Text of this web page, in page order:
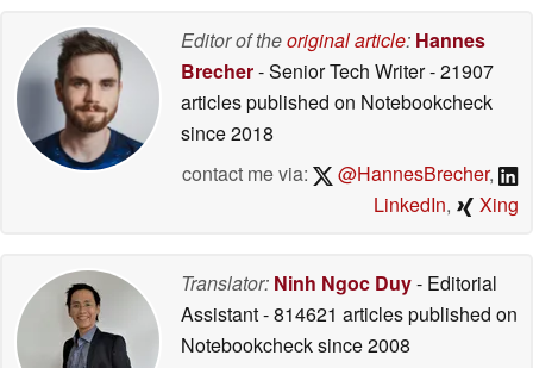
Editor of theoriginal article: Hannes
Brecher- Senior Tech Writer- 21907
articles published on Notebookcheck
since 2018
contact me via:
@HannesBrecher,
LinkedIn, Xing
Translator: Ninh Ngoc Duy- Editorial
Assistant- 814621 articles published on
Notebookchecksince 2008